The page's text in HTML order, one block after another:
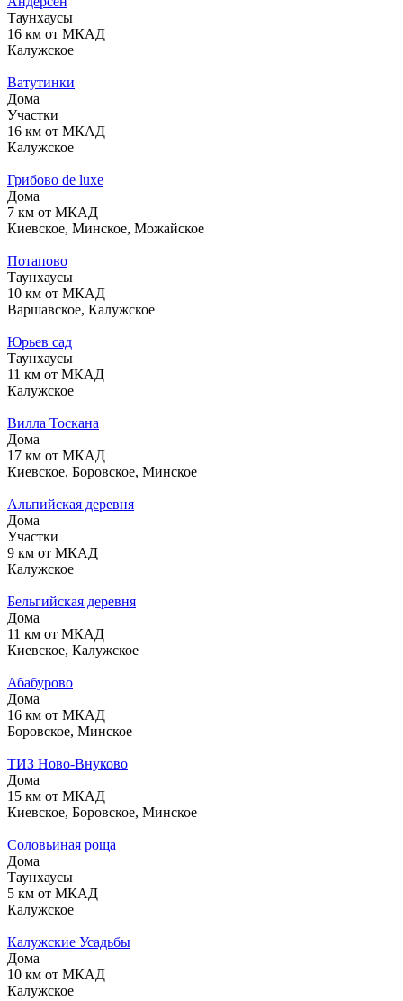
Таунхаусы
16 км от МКАД
Калужское
Ватутинки
Дома
Участки
16 км от МКАД
Калужское
Грибово de luxe
Дома
7 км от МКАД
Киевское, Минское, Можайское
Потапово
Таунхаусы
10 км от МКАД
Варшавское, Калужское
Юрьев сад
Таунхаусы
11 км от МКАД
Калужское
Вилла Тоскана
Дома
17 км от МКАД
Киевское, Боровское, Минское
Альпийская деревня
Дома
Участки
9 км от МКАД
Калужское
Бельгийская деревня
Дома
11 км от МКАД
Киевское, Калужское
Абабурово
Дома
16 км от МКАД
Боровское, Минское
ТИЗ Ново-Внуково
Дома
15 км от МКАД
Киевское, Боровское, Минское
Соловьиная роща
Дома
Таунхаусы
5 км от МКАД
Калужское
Калужские Усадьбы
Дома
10 км от МКАД
Калужское